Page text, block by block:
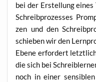
bei der Erstel­lung
Schreib­pro­zes­ses
zen und den
schie­ben wir den
Ebe­ne erfor­dert
die sich bei
noch in einer